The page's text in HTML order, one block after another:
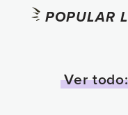
POPULAR
Ver